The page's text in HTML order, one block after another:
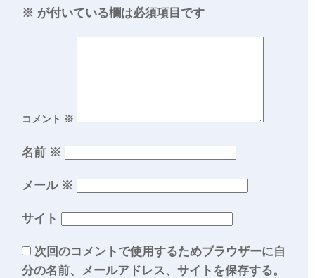
※ が付いている欄は必須項目です
コメント ※
名前 ※
メール ※
サイト
次回のコメントで使用するためブラウザーに自
分の名前、メールアドレス、サイトを保存する。